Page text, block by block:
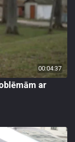
00:04:37
ar